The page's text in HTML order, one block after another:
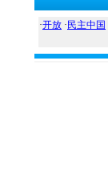
·开放 · 民主中国